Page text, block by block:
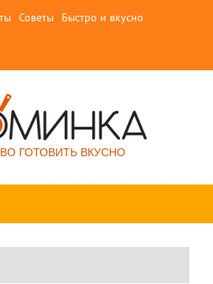
Советы Быстро и вкусно
ГОТОВИТЬ ВКУСНО